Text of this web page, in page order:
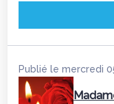
Publié le mercredi